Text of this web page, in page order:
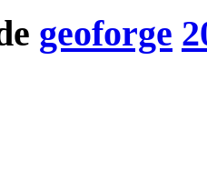
geoforge